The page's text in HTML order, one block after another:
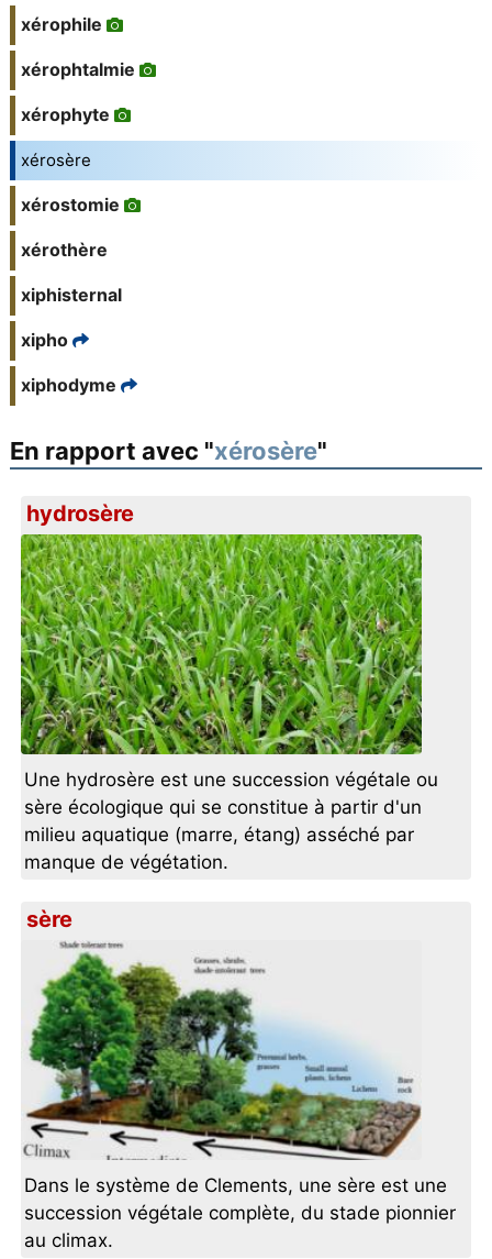
xérophile
xérophtalmie
xérophyte
xérosère
xérostomie
xérothère
xiphisternal
xipho
xiphodyme
En rapport avec "xérosère"
hydrosère
Une hydrosère est une succession végétale ou
sère écologique qui se constitue à partir d'un
milieu aquatique (marre, étang) asséché par
manque de végétation.
sère
Dans le système de Clements, une sère est une
succession végétale complète, du stade pionnier
au climax.